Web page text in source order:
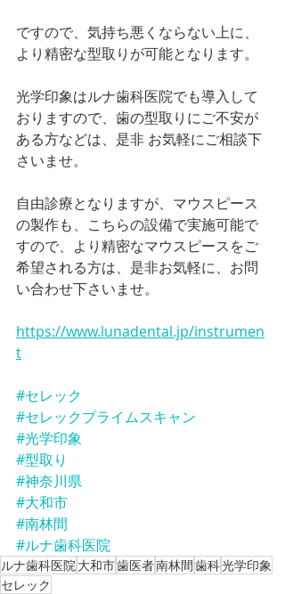
ですので、気持ち悪くならない上に、
より精密な型取りが可能となります。
光学印象はルナ歯科医院でも導入して
おりますので、歯の型取りにご不安が
ある方などは、是非 お気軽にご相談下
さいませ。
自由診療となりますが、マウスピース
の製作も、こちらの設備で実施可能で
すので、より精密なマウスピースをご
希望される方は、是非お気軽に、お問
い合わせ下さいませ。
https://www.lunadental.jp/instrumen
t
#セレック
#セレックプライムスキャン
#光学印象
#型取り
#神奈川県
#大和市
#南林間
#ルナ歯科医院
ルナ歯科医院大和市歯医者南林間歯科光学印象
セレック